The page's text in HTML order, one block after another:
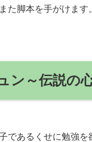
た脚本を手がけます。
ン～伝説の
であるくせに勉強を